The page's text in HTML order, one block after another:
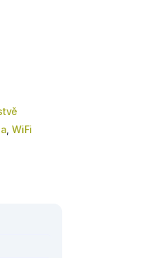
,WiFi